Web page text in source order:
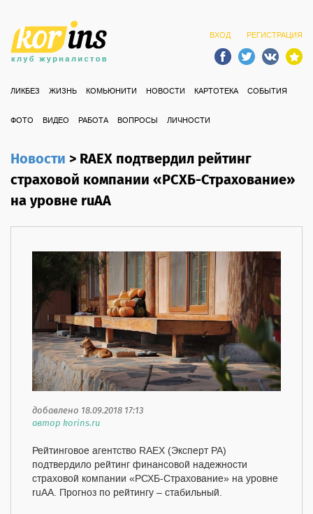
ВХОД РЕГИСТРАЦИЯ
ЛИКБЕЗ ЖИЗНЬ КОМЬЮНИТИ НОВОСТИ КАРТОТЕКА СОБЫТИЯ
ФОТО ВИДЕО РАБОТА ВОПРОСЫ ЛИЧНОСТИ
Новости>RAEX подтвердил рейтинг
страховой компании «РСХБ-Страхование»
на уровне ruAA
добавлено 18.09.2018 17:13
автор korins.ru
Рейтинговое агентство RAEX (Эксперт РА)
подтвердило рейтинг финансовой надежности
страховой компании «РСХБ-Страхование» на уровне
ruАА. Прогноз по рейтингу – стабильный.